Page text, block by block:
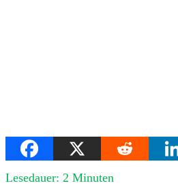
Lesedauer: 2 Minuten